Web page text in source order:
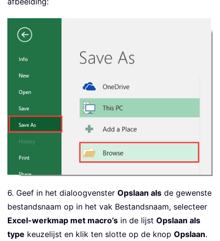
6. Geef in het dialoogvenster Opslaan als de gewenste
bestandsnaam op in het vak Bestandsnaam, selecteer
Excel-werkmap met macro’s in de lijst Opslaan als
type keuzelijst en klik ten slotte op de knop Opslaan.